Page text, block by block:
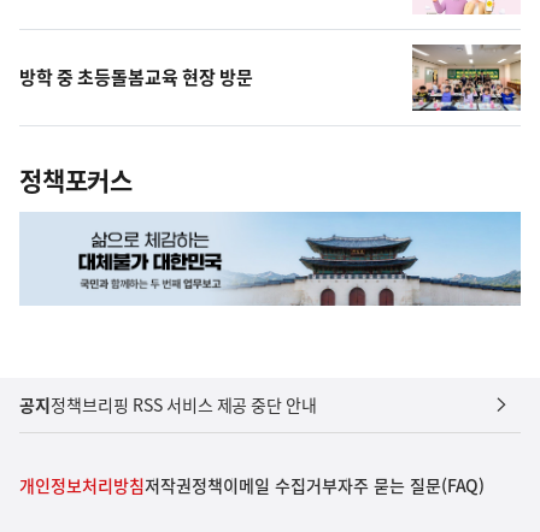
방학 중 초등돌봄교육 현장 방문
정책포커스
공지정책브리핑 RSS 서비스 제공 중단 안내
개인정보처리방침저작권정책이메일 수집거부자주 묻는 질문(FAQ)